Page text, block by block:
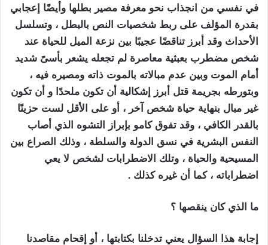
في نفسي من انجذاب نحو معرفة مصير بطلها وأيضًا إعجابي
بقدرة المؤلف على ربط شخصيات النص بالبطل ، وتسلسل
الأحداث وقد أبرز تناقضًا عجيبًا بين نزعة الميل للحياة عند
شخص مضطرب بعبثية معاصرة لم تجعله يشعر بأسىً شديد
أمام الموت وبين عدم مبالاته بالموت ذاته ومصيره فيه ،
وبتورطه بجريمة قتل أبرز إشكالية أن تكون ملحدًا و أن تكون
غير مبال بنهاية حياة شخص آخر ، أو على الأقل لست حزينًا
بالقدر الكافي ، وقد تفوق كامو بإبراز التشوه الذي أصاب
النفس البشرية في نسق الدولة والسلطة ، وذلك الصراع بين
المسيحية والحياة ، وتلك الاضطرابات لشخص لا يعي
اضطراباته ، كما أن غيره كذلك .
ما الذي كان ينقصها ؟
إجابة هذا السؤال يعني تدخلنا بكتابتها ، أو إقحام مقاصدنا